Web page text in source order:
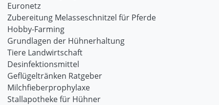
Euronetz
Zubereitung Melasseschnitzel für Pferde
Hobby-Farming
Grundlagen der Hühnerhaltung
Tiere Landwirtschaft
Desinfektionsmittel
Geflügeltränken Ratgeber
Milchfieberprophylaxe
Stallapotheke für Hühner